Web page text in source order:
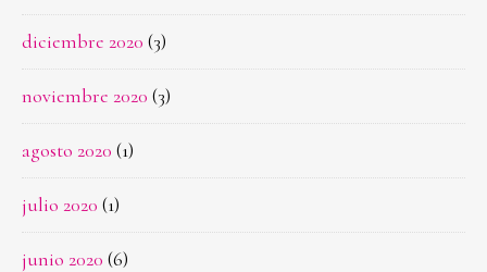
diciembre 2020 (3)
noviembre 2020 (3)
agosto 2020 (1)
julio 2020 (1)
junio 2020 (6)